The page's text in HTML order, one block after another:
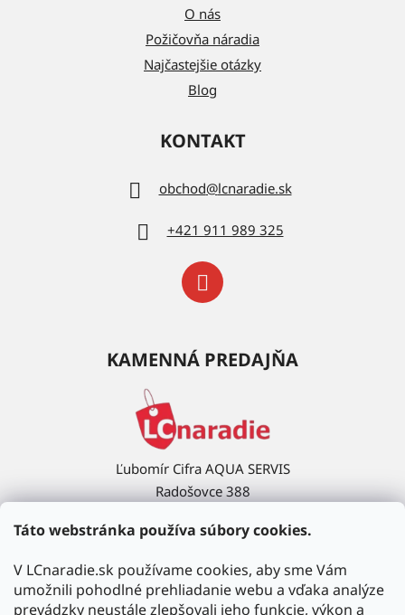
Táto webstránka používa súbory cookies.
V LCnaradie.sk používame cookies, aby sme Vám
umožnili pohodlné prehliadanie webu a vďaka analýze
prevádzky neustále zlepšovali jeho funkcie, výkon a
O nás
Požičovňa náradia
Najčastejšie otázky
Blog
KONTAKT
obchod@lcnaradie.sk
+421 911 989 325
KAMENNÁ PREDAJŇA
Ľubomír Cifra AQUA SERVIS
Radošovce 388